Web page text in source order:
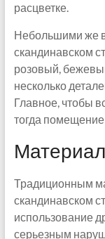
расцветке.
Небольшими же
скандинавском
розовый,
несколько
Главное, чтобы
тогда
Традиционным
скандинавском
использование
серьезным